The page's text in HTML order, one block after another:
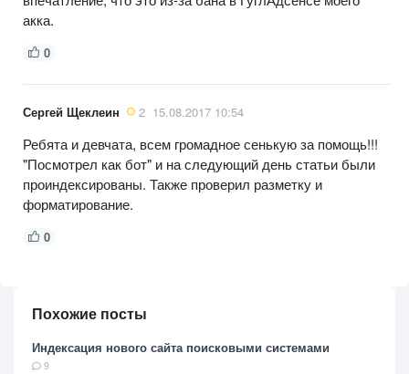
акка.
0
Сергей Щеклеин 2 15.08.2017 10:54
Ребята и девчата, всем громадное сенькую за помощь!!!
"Посмотрел как бот" и на следующий день статьи были
проиндексированы. Также проверил разметку и
форматирование.
0
Похожие посты
Индексация нового сайта поисковыми системами
9